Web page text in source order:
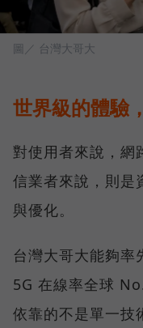
圖／ 台灣大哥大
世界級的體驗
對使用者來說，網
信業者來說，則是
與優化。
台灣大哥大能夠
5G 在線率全球
依靠的不是單一技